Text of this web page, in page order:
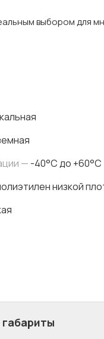
выбором для
— -40°C до +60°C
низкой